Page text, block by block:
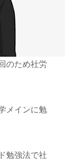
のため社労
メインに勉
勉強法で社